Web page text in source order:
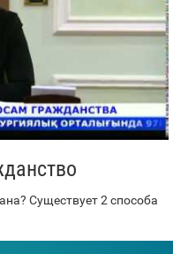
Существует 2 способа